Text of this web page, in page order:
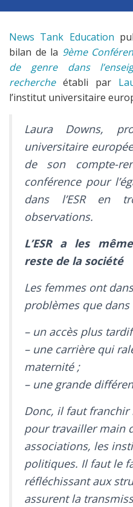
News Tank Education
bilan de la 9ème
de genre dans
rechercheétabli par
l’institut universitaire
Laura Downs,
universitaire
de son compte-
conférence pour
dans l’ESR en
observations.
L’ESR a les
reste de la société
Les femmes ont
problèmes que
– un accès plus
– une carrière qui
maternité ;
– une grande
Donc, il faut franchir
pour travailler main
associations, les
politiques. Il faut le
réfléchissant aux
assurent la